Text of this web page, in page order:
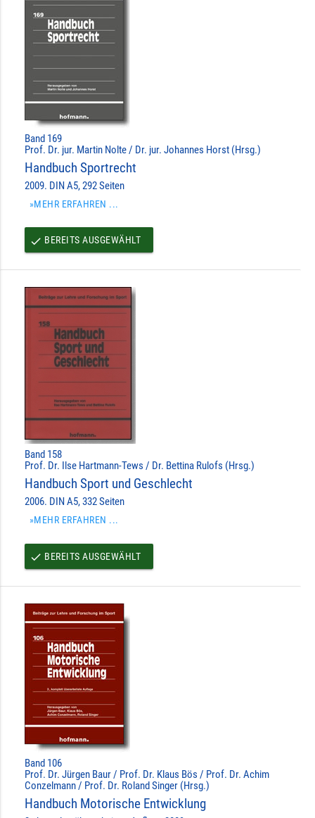
Band 169
Prof. Dr. jur. Martin Nolte / Dr. jur. Johannes Horst (Hrsg.)
Handbuch Sportrecht
2009. DIN A5, 292 Seiten
»MEHR ERFAHREN ...
done BEREITS AUSGEWÄHLT
Band 158
Prof. Dr. Ilse Hartmann-Tews / Dr. Bettina Rulofs (Hrsg.)
Handbuch Sport und Geschlecht
2006. DIN A5, 332 Seiten
»MEHR ERFAHREN ...
done BEREITS AUSGEWÄHLT
Band 106
Prof. Dr. Jürgen Baur / Prof. Dr. Klaus Bös / Prof. Dr. Achim
Conzelmann / Prof. Dr. Roland Singer (Hrsg.)
Handbuch Motorische Entwicklung